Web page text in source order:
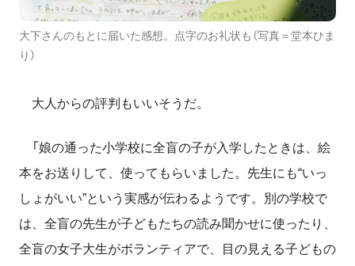
大下さんのもとに届いた感想。点字のお礼状も（写真＝堂本ひま
り）
大人からの評判もいいそうだ。
「娘の通った小学校に全盲の子が入学したときは、絵
本をお送りして、使ってもらいました。先生にも“いっ
しょがいい”という実感が伝わるようです。別の学校で
は、全盲の先生が子どもたちの読み聞かせに使ったり、
全盲の女子大生がボランティアで、目の見える子どもの